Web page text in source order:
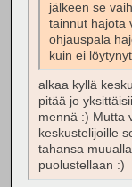
jälkeen se
tainnut hajota
ohjauspala
kuin ei
alkaa kyllä
pitää jo
mennä :) Mutta
keskustelijoille
tahansa
puolustellaan :)